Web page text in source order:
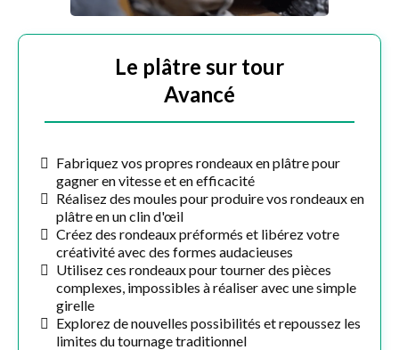
Le plâtre sur tour
Avancé
Fabriquez vos propres rondeaux en plâtre pour
gagner en vitesse et en efficacité
Réalisez des moules pour produire vos rondeaux en
plâtre en un clin d'œil
Créez des rondeaux préformés et libérez votre
créativité avec des formes audacieuses
Utilisez ces rondeaux pour tourner des pièces
complexes, impossibles à réaliser avec une simple
girelle
Explorez de nouvelles possibilités et repoussez les
limites du tournage traditionnel